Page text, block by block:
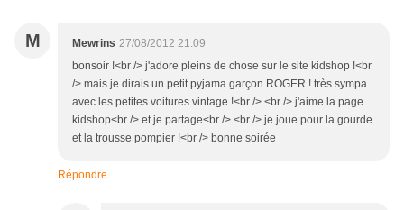
M Mewrins 27/08/2012 21:09
bonsoir !<br /> j'adore pleins de chose sur le site kidshop !<br
/> mais je dirais un petit pyjama garçon ROGER ! très sympa
avec les petites voitures vintage !<br /> <br /> j'aime la page
kidshop<br /> et je partage<br /> <br /> je joue pour la gourde
et la trousse pompier !<br /> bonne soirée
Répondre